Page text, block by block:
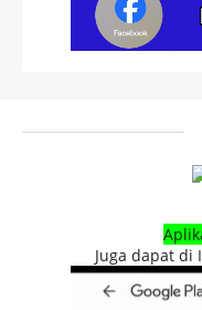
Juga dapat di